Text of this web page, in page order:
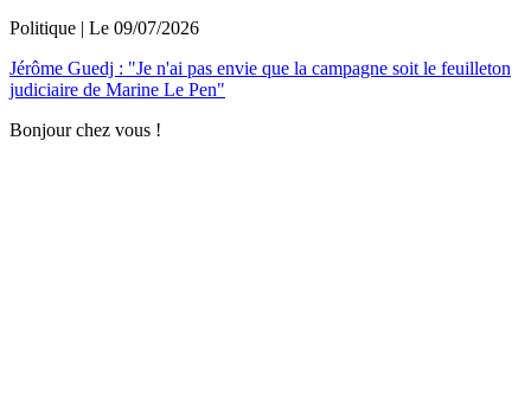
Politique | Le 09/07/2026
Jérôme Guedj : "Je n'ai pas envie que la campagne soit le feuilleton
judiciaire de Marine Le Pen"
Bonjour chez vous !